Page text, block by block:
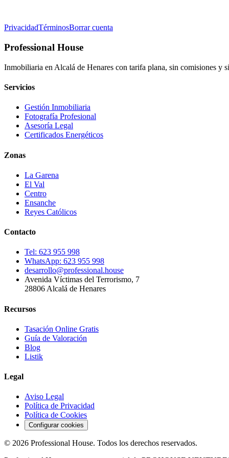
PrivacidadTérminosBorrar cuenta
Professional House
Inmobiliaria en Alcalá de Henares con tarifa plana, sin comisiones y
Servicios
Gestión Inmobiliaria
Fotografía Profesional
Asesoría Legal
Certificados Energéticos
Zonas
La Garena
El Val
Centro
Ensanche
Reyes Católicos
Contacto
Tel: 623 955 998
WhatsApp: 623 955 998
desarrollo@professional.house
Avenida Víctimas del Terrorismo, 7
28806 Alcalá de Henares
Recursos
Tasación Online Gratis
Guía de Valoración
Blog
Listik
Legal
Aviso Legal
Política de Privacidad
Política de Cookies
Configurar cookies
© 2026 Professional House. Todos los derechos reservados.